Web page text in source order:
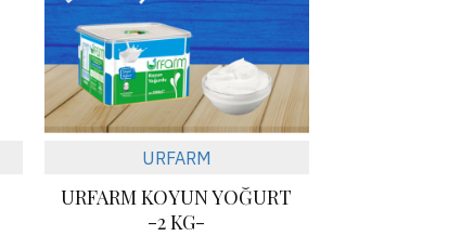
URFARM
URFARM KOYUN YOĞURT
-2 KG-